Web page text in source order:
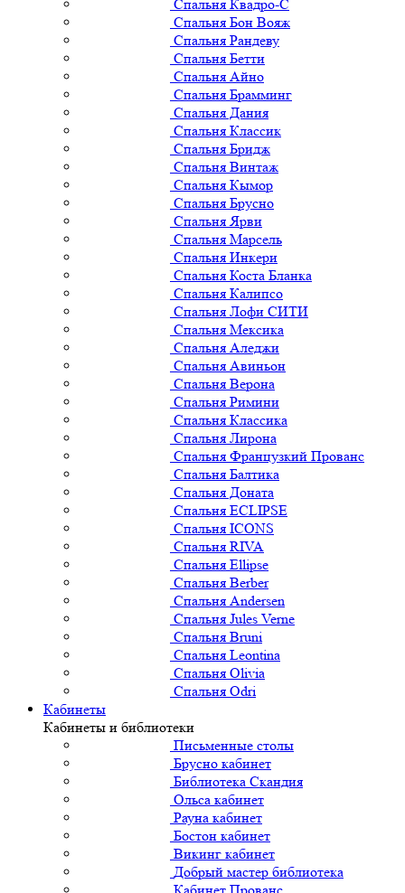
Спальня Квадро-С
Спальня Бон Вояж
Спальня Рандеву
Спальня Бетти
Спальня Айно
Спальня Брамминг
Спальня Дания
Спальня Классик
Спальня Бридж
Спальня Винтаж
Спальня Кымор
Спальня Брусно
Спальня Ярви
Спальня Марсель
Спальня Инкери
Спальня Коста Бланка
Спальня Калипсо
Спальня Лофи СИТИ
Спальня Мексика
Спальня Аледжи
Спальня Авиньон
Спальня Верона
Спальня Римини
Спальня Классика
Спальня Лирона
Спальня Французкий Прованс
Спальня Балтика
Спальня Доната
Спальня ECLIPSE
Спальня ICONS
Спальня RIVA
Спальня Ellipse
Спальня Berber
Спальня Andersen
Спальня Jules Verne
Спальня Bruni
Спальня Leontina
Спальня Olivia
Спальня Odri
Кабинеты
Кабинеты и библиотеки
Письменные столы
Брусно кабинет
Библиотека Скандия
Ольса кабинет
Рауна кабинет
Бостон кабинет
Викинг кабинет
Добрый мастер библиотека
Кабинет Прованс